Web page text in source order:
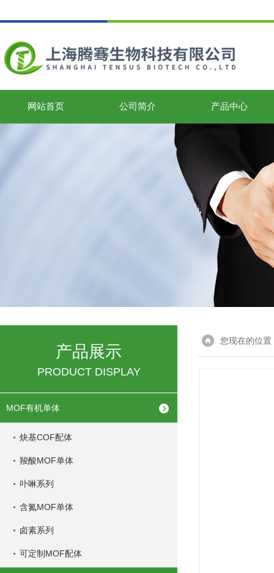
网站首页 公司简介 产品中心
产品展示
PRODUCT DISPLAY
MOF有机单体
炔基COF配体
羧酸MOF单体
卟啉系列
含氮MOF单体
卤素系列
可定制MOF配体
您现在的位置